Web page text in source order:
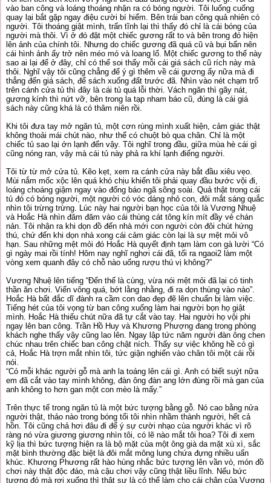
vào ban công và loáng thoáng nhận ra có bóng người. Tôi luống cuống
quay lại bắt gặp ngay điệu cười bí hiểm. Bên trái ban công quả nhiên có
người. Tôi thoáng giật mình, trấn tĩnh lại thì thấy đó chỉ là cái bóng của
người mà thôi. Vì ở đó đặt một chiếc gương rất to và bên trong đó hiện
lên ảnh của chính tôi. Nhưng do chiếc gương đã quá cũ và bụi bẩn nên
cái hình ảnh ấy trở nên méo mó và loang lổ. Một chiếc gương to thế này
sao ai lại để ở đây, chỉ có thể soi thấy mỗi cái giá sách cũ rích này mà
thôi. Nghĩ vậy tôi cũng chẳng để ý gì thêm về cái gương ấy nữa mà đi
thẳng đến giá sách, để sách xuống đất trước đã. Nhìn vào nét chạm trổ
trên cánh cửa tủ thì đây là cái tủ quá lỗi thời. Vách ngăn thì gãy nát,
gương kính thì nứt vỡ, bên trong la tạp nham báo cũ, đúng là cái giá
sách này cũng khá là có thâm niên rồi.
Khi tôi đưa tay mở ngăn tủ, một cơn rùng mình xuất hiện, cảm giác thật
không thoải mái chút nào, như thể có chuột bò qua chân. Chỉ là một
chiếc tủ sao lại ớn lạnh đến vậy. Tôi nghĩ trong đầu, giữa mùa hè cái gì
cũng nóng ran, vậy mà cái tủ này phả ra khí lạnh điếng người.
Tôi từ từ mở cửa tủ. Kẽo kẹt, xem ra cánh cửa này bắt đầu xiêu vẹo.
Mùi nắm mốc xộc lên quá khó chịu khiến tôi phải quay đầu bước vội đi,
loáng choáng giậm ngay vào đống báo ngã sõng soài. Quả thật trong cái
tủ đó có bóng người, một người có vóc dáng nhỏ con, đôi mắt sáng quắc
nhìn tôi trừng trừng. Lúc này hai người bạn học của tôi là Vương Nhuệ
và Hoắc Hà nhìn đăm đăm vào cái thùng cát tông kín mít đầy vẻ chán
nản. Tôi nhận ra khi dọn đồ đến nhà mới con người còn đôi chút hứng
thú, chứ đến khi dọn nhà xong cái cảm giác còn lại là sự mệt mỏi vô
hạn. Sau những mệt mỏi đó Hoắc Hà quyết định tạm làm con gà lười “Có
gì ngày mai rồi tính! Hôm nay nghĩ nghơi cái đã, tối ra ngaoi2 làm một
vòng xem quanh đây có chỗ nào uống rượu thú vị không?”
Vương Nhuệ lên tiếng “Đến thế là cùng, vừa nói mệt mỏi đã lại có tinh
thần ăn chơi. Viển vông quá, bớt lằng nhằng, đi ra dọn thùng vào nào”.
Hoắc Hà bất đắc dĩ đành ra cầm con dao đẹp đẽ lên chuẩn bị làm việc.
Tiếng hét của tôi vọng từ ban công xuống làm hai người bọn họ giật
mình. Hoắc Hà thiếu chút nữa đã tự cắt vào tay. Hai người họ vội phi
ngay lên ban công. Trần Hồ Huy và Khương Phượng đang trong phòng
khách nghe thấy vậy cũng lao lên. Ngay lập tức năm người đàn ông chen
chúc nhau trên chiếc ban công chật ních. Thấy sự việc không hề có gì
cả, Hoắc Hà trợn mắt nhìn tôi, tức giận nghiến vào chân tôi một cái rồi
nói.
“Có mỗi khác người gỗ mà anh la toáng lên cái gì. Anh có biết suýt nữa
em đã cắt vào tay mình không, đàn ông đàn ang lớn đùng rồi mà gan của
anh không to hơn gan một con mèo là mấy.”
Trên thực tế trong ngăn tủ là một bức tượng bằng gỗ. Nó cao bằng nửa
người thật, thảo nào trong bóng tối tôi nhìn nhầm thành người, hết cả
hồn. Tôi cũng chả hơi đâu đi để ý sự cười nhạo cùa người khác vì rõ
ràng nó vừa giương giương nhìn tôi, có lẽ nào mắt tôi hoa? Tôi đi xem
kỹ lịa thì bức tượng hiện ra là bộ mặt của một ông già da mặt xù xì, sắc
mặt bình thường đặc biệt là đôi mắt mông lung chứa đựng nhiều uẩn
khúc. Khương Phương rất hào hùng nhắc bức tượng lên vần vò, món đồ
chơi này thật độc đáo, mà cậu chơi vậy cũng thật liều lĩnh. Nếu bức
tượng đó mà rơi xuống thì thật sự là có thể làm cho cái chân của Vương